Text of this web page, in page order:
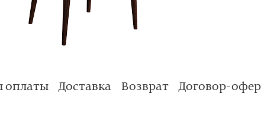
оплаты Доставка Возврат Договор-